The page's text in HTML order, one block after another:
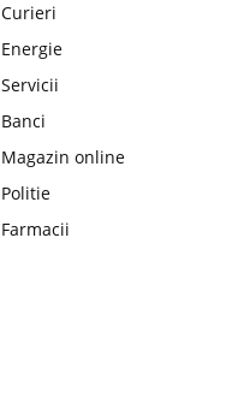
Curieri
Energie
Servicii
Banci
Magazin online
Politie
Farmacii